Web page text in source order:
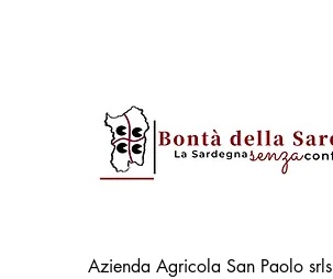
Azienda Agricola San Paolo srls